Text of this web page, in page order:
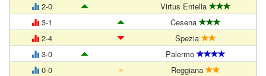
2-0
Virtus Entella
3-1
Cesena
2-4
Spezia
3-0
Palermo
0-0
= Reggiana